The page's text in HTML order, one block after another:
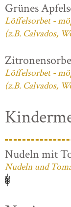
Grünes
Löffelsorbet -
(z.B. Calvados,
Löffelsorbet -
(z.B. Calvados,
Nudeln mit
Nudeln und